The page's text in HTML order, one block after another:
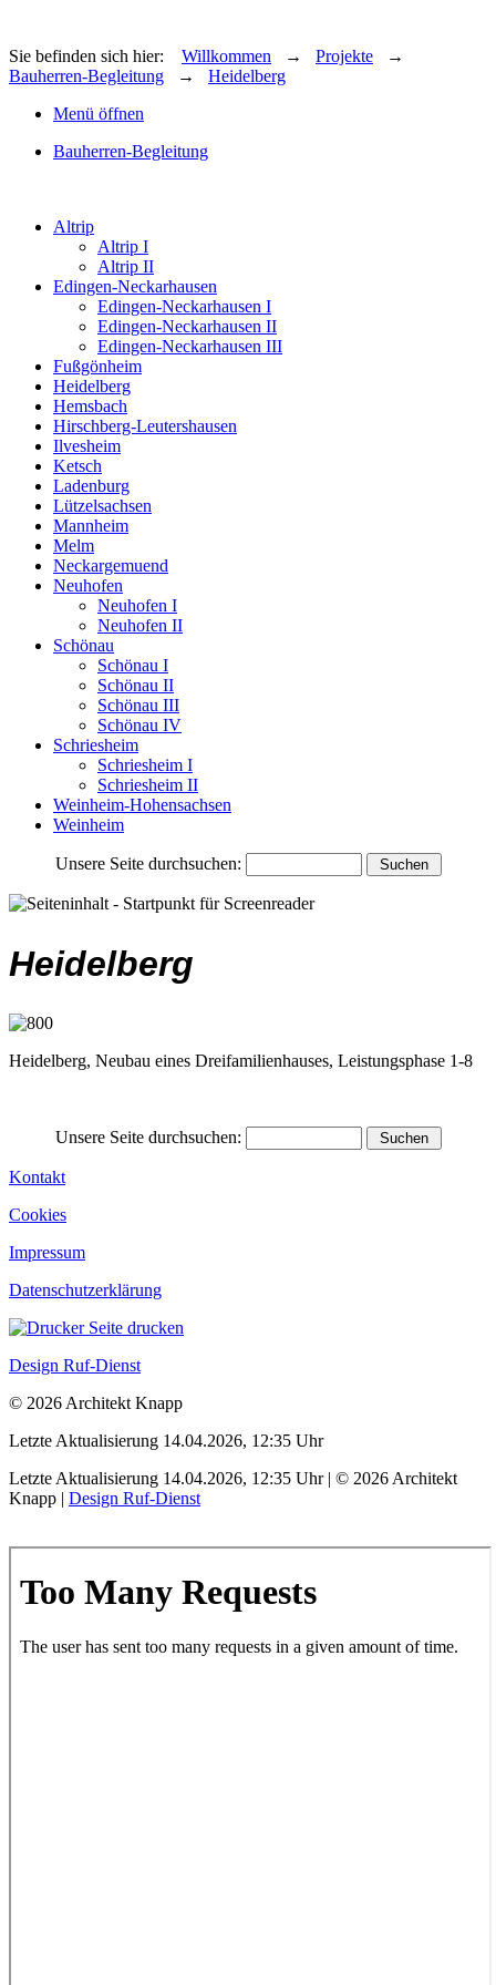
Sie befinden sich hier: Willkommen → Projekte →
Bauherren-Begleitung → Heidelberg
Menü öffnen
Bauherren-Begleitung
Altrip
Altrip I
Altrip II
Edingen-Neckarhausen
Edingen-Neckarhausen I
Edingen-Neckarhausen II
Edingen-Neckarhausen III
Fußgönheim
Heidelberg
Hemsbach
Hirschberg-Leutershausen
Ilvesheim
Ketsch
Ladenburg
Lützelsachsen
Mannheim
Melm
Neckargemuend
Neuhofen
Neuhofen I
Neuhofen II
Schönau
Schönau I
Schönau II
Schönau III
Schönau IV
Schriesheim
Schriesheim I
Schriesheim II
Weinheim-Hohensachsen
Weinheim
Unsere Seite durchsuchen:
Heidelberg
Heidelberg, Neubau eines Dreifamilienhauses, Leistungsphase 1-8
Unsere Seite durchsuchen:
Kontakt
Cookies
Impressum
Datenschutzerklärung
Seite drucken
Design Ruf-Dienst
© 2026 Architekt Knapp
Letzte Aktualisierung 14.04.2026, 12:35 Uhr
Letzte Aktualisierung 14.04.2026, 12:35 Uhr | © 2026 Architekt
Knapp | Design Ruf-Dienst